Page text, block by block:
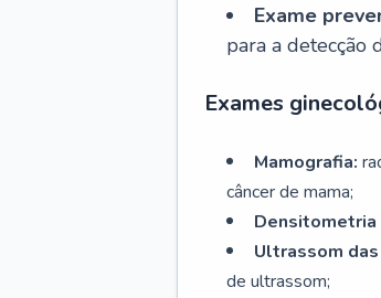
Exame
para a detecção
Exames
Mamografia:
câncer de mama;
Densitometria
Ultrassom das
de ultrassom;